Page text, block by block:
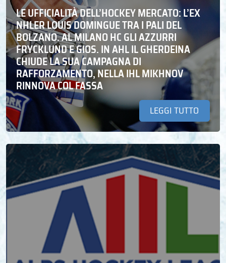
LE UFFICIALITÀ DELL’HOCKEY MERCATO: L’EX
NHLER LOUIS DOMINGUE TRA I PALI DEL
BOLZANO. AL MILANO HC GLI AZZURRI
FRYCKLUND E GIOS. IN AHL IL GHERDEINA
CHIUDE LA SUA CAMPAGNA DI
RAFFORZAMENTO, NELLA IHL MIKHNOV
RINNOVA COL FASSA
LEGGI TUTTO